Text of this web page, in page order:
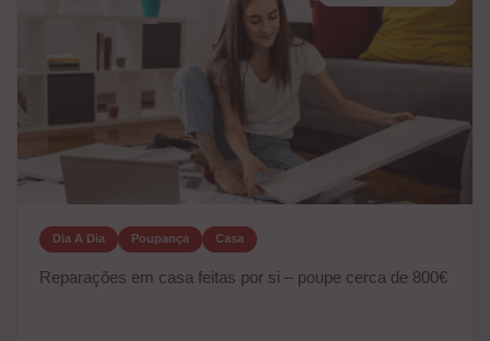
Dia A Dia Poupança Casa
Reparações em casa feitas por si – poupe cerca de 800€